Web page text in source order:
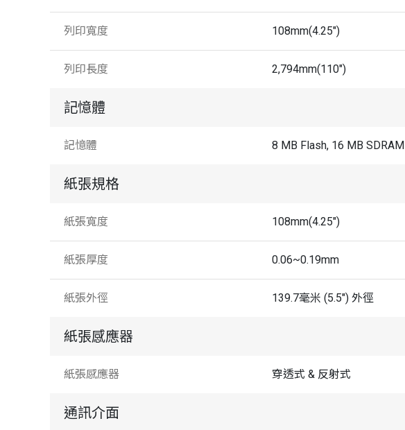
列印寬度 108mm(4.25")
列印長度 2,794mm(110")
記憶體
記憶體 8 MB Flash, 16 MB SDRAM
紙張規格
紙張寬度 108mm(4.25")
紙張厚度 0.06~0.19mm
紙張外徑 139.7毫米 (5.5") 外徑
紙張感應器
紙張感應器 穿透式 & 反射式
通訊介面